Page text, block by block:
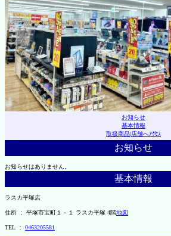
お知らせ
基本情報
取扱商品|店舗へｱｸｾｽ
お知らせ
お知らせはありません。
基本情報
ラスカ平塚店
住所 ： 平塚市宝町１－１ ラスカ平塚 4階地図
TEL ： 0463205581